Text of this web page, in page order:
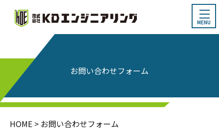
HOME
企業情報
お問い合わせフォーム
HOME > お問い合わせフォーム